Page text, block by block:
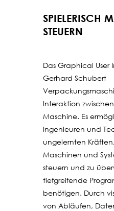
SPIELERISCH
STEUERN
Das Graphical User
Gerhard Schubert
Interaktion
Maschine. Es
Ingenieuren und
ungelernten
Maschinen und
steuern und zu
tiefgreifende
benötigen. Durch
von Abläufen,